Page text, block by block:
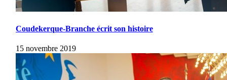
Coudekerque-Branche écrit son histoire
15 novembre 2019